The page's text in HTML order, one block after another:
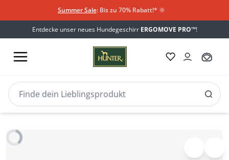
Summer Sale: Bis zu 70% Rabatt!* 🌞
Entdecke unser neues Hundegeschirr ERGOMOVE PRO™!